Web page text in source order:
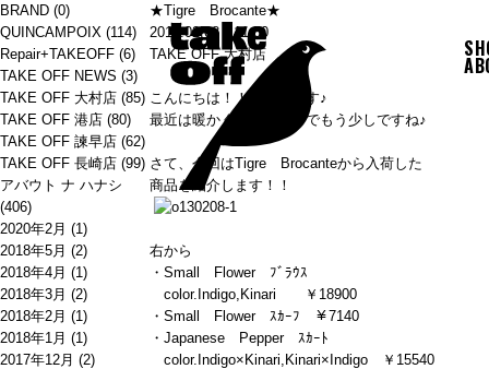
BRAND (0)
QUINCAMPOIX (114)
Repair+TAKEOFF (6)
TAKE OFF NEWS (3)
TAKE OFF 大村店 (85)
TAKE OFF 港店 (80)
TAKE OFF 諫早店 (62)
TAKE OFF 長崎店 (99)
アバウト ナ ハナシ
(406)
2020年2月 (1)
2018年5月 (2)
2018年4月 (1)
2018年3月 (2)
2018年2月 (1)
2018年1月 (1)
2017年12月 (2)
★Tigre Brocante★
2013.02.08 11:00
TAKE OFF 大村店
こんにちは！！大村店です♪
最近は暖かくなり、春までもう少しですね♪
さて、今回はTigre Brocanteから入荷した
商品を紹介します！！
右から
・Small Flower ﾌﾞﾗｳｽ
color.Indigo,Kinari ￥18900
・Small Flower ｽｶｰﾌ ￥7140
・Japanese Pepper ｽｶｰﾄ
color.Indigo×Kinari,Kinari×Indigo ￥15540